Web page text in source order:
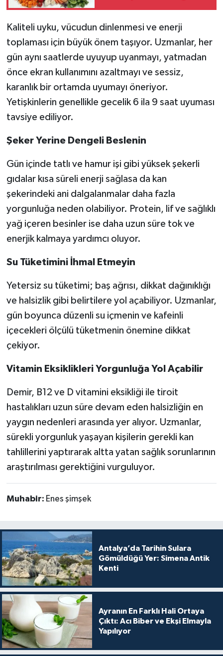
Kaliteli uyku, vücudun dinlenmesi ve enerji
toplaması için büyük önem taşıyor. Uzmanlar, her
gün aynı saatlerde uyuyup uyanmayı, yatmadan
önce ekran kullanımını azaltmayı ve sessiz,
karanlık bir ortamda uyumayı öneriyor.
Yetişkinlerin genellikle gecelik 6 ila 9 saat uyuması
tavsiye ediliyor.
Şeker Yerine Dengeli Beslenin
Gün içinde tatlı ve hamur işi gibi yüksek şekerli
gıdalar kısa süreli enerji sağlasa da kan
şekerindeki ani dalgalanmalar daha fazla
yorgunluğa neden olabiliyor. Protein, lif ve sağlıklı
yağ içeren besinler ise daha uzun süre tok ve
enerjik kalmaya yardımcı oluyor.
Su Tüketimini İhmal Etmeyin
Yetersiz su tüketimi; baş ağrısı, dikkat dağınıklığı
ve halsizlik gibi belirtilere yol açabiliyor. Uzmanlar,
gün boyunca düzenli su içmenin ve kafeinli
içecekleri ölçülü tüketmenin önemine dikkat
çekiyor.
Vitamin Eksiklikleri Yorgunluğa Yol Açabilir
Demir, B12 ve D vitamini eksikliği ile tiroit
hastalıkları uzun süre devam eden halsizliğin en
yaygın nedenleri arasında yer alıyor. Uzmanlar,
sürekli yorgunluk yaşayan kişilerin gerekli kan
tahlillerini yaptırarak altta yatan sağlık sorunlarının
araştırılması gerektiğini vurguluyor.
Muhabir: Enes şimşek
Antalya’da Tarihin Sulara
Gömüldüğü Yer: Simena Antik
Kenti
Ayranın En Farklı Hali Ortaya
Çıktı: Acı Biber ve Ekşi Elmayla
Yapılıyor